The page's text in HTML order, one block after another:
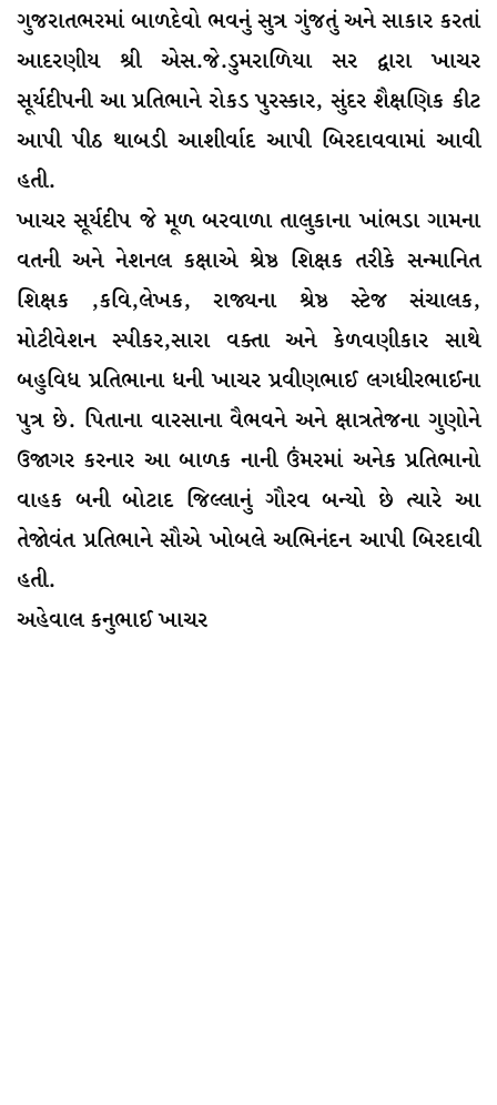
ગુજરાતભરમાં બાળદેવો ભવનું સુત્ર ગુંજતું અને સાકાર કરતાં
આદરણીય શ્રી એસ.જે.ડુમરાળિયા સર દ્વારા ખાચર
સૂર્યદીપની આ પ્રતિભાને રોકડ પુરસ્કાર, સુંદર શૈક્ષણિક કીટ
આપી પીઠ થાબડી આશીર્વાદ આપી બિરદાવવામાં આવી
હતી.
ખાચર સૂર્યદીપ જે મૂળ બરવાળા તાલુકાના ખાંભડા ગામના
વતની અને નેશનલ કક્ષાએ શ્રેષ્ઠ શિક્ષક તરીકે સન્માનિત
શિક્ષક ,કવિ,લેખક, રાજ્યના શ્રેષ્ઠ સ્ટેજ સંચાલક,
મોટીવેશન સ્પીકર,સારા વક્તા અને કેળવણીકાર સાથે
બહુવિધ પ્રતિભાના ધની ખાચર પ્રવીણભાઈ લગધીરભાઈના
પુત્ર છે. પિતાના વારસાના વૈભવને અને ક્ષાત્રતેજના ગુણોને
ઉજાગર કરનાર આ બાળક નાની ઉંમરમાં અનેક પ્રતિભાનો
વાહક બની બોટાદ જિલ્લાનું ગૌરવ બન્યો છે ત્યારે આ
તેજોવંત પ્રતિભાને સૌએ ખોબલે અભિનંદન આપી બિરદાવી
હતી.
અહેવાલ કનુભાઈ ખાચર